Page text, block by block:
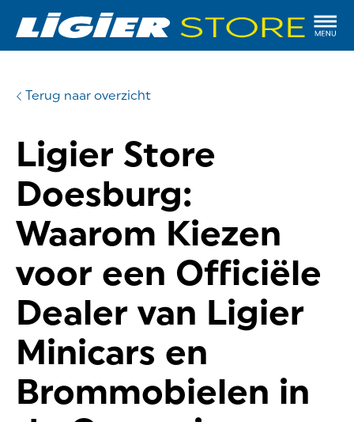
Terug naar overzicht
Ligier Store
Doesburg:
Waarom Kiezen
voor een Officiële
Dealer van Ligier
Minicars en
Brommobielen in